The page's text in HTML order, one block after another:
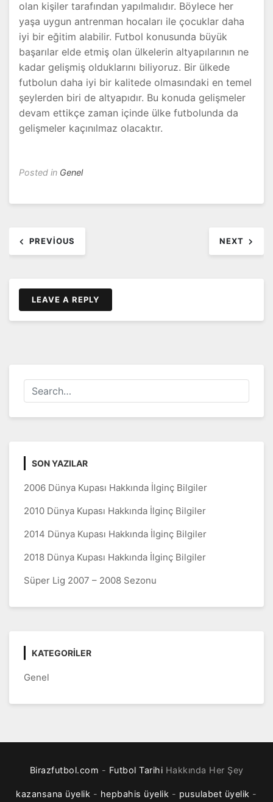
olan kişiler tarafından yapılmalıdır. Böylece her
yaşa uygun antrenman hocaları ile çocuklar daha
iyi bir eğitim alabilir. Futbol konusunda büyük
başarılar elde etmiş olan ülkelerin altyapılarının ne
kadar gelişmiş olduklarını biliyoruz. Bir ülkede
futbolun daha iyi bir kalitede olmasındaki en temel
şeylerden biri de altyapıdır. Bu konuda gelişmeler
devam ettikçe zaman içinde ülke futbolunda da
gelişmeler kaçınılmaz olacaktır.
Posted in Genel
dolaşımı
PREVIOUS NEXT
LEAVE A REPLY
SON YAZILAR
2006 Dünya Kupası Hakkında İlginç Bilgiler
2010 Dünya Kupası Hakkında İlginç Bilgiler
2014 Dünya Kupası Hakkında İlginç Bilgiler
2018 Dünya Kupası Hakkında İlginç Bilgiler
Süper Lig 2007 – 2008 Sezonu
KATEGORILER
Genel
Birazfutbol.com - Futbol Tarihi Hakkında Her Şey
kazansana üyelik - hepbahis üyelik - pusulabet üyelik -